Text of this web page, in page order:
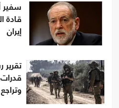
سفير
قادة
إيران